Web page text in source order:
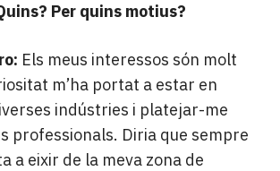
Per quins motius?
Els meus interessos són molt
m’ha portat a estar en
indústries i platejar-me
professionals. Diria que sempre
a eixir de la meva zona de